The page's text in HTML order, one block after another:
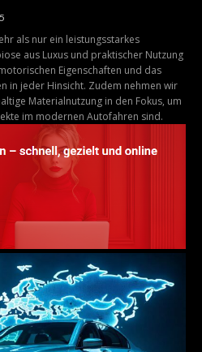
als nur ein leistungsstarkes
aus Luxus und praktischer Nutzung
Eigenschaften und das
in jeder Hinsicht. Zudem nehmen wir
Materialnutzung in den Fokus, um
im modernen Autofahren sind.